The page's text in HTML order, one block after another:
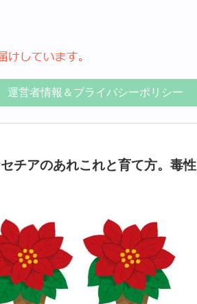
運営者情報＆プライバシーポリシー
チアのあれこれと育て方。毒性